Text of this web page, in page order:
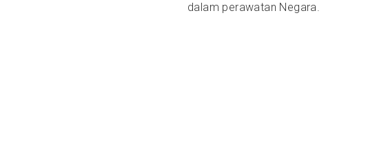
dalam perawatan Negara.